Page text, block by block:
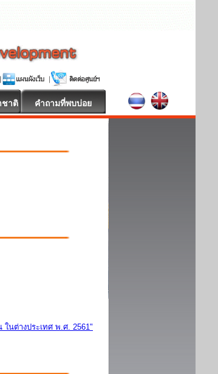
ชาติ คำถามที่พบบ่อย
นต่างประเทศ พ.ศ. 2561"